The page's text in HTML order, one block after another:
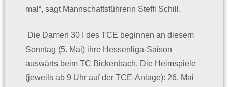
mal“, sagt Mannschaftsführerin Steffi Schill.
Die Damen 30 I des TCE beginnen an diesem
Sonntag (5. Mai) ihre Hessenliga-Saison
auswärts beim TC Bickenbach. Die Heimspiele
(jeweils ab 9 Uhr auf der TCE-Anlage): 26. Mai